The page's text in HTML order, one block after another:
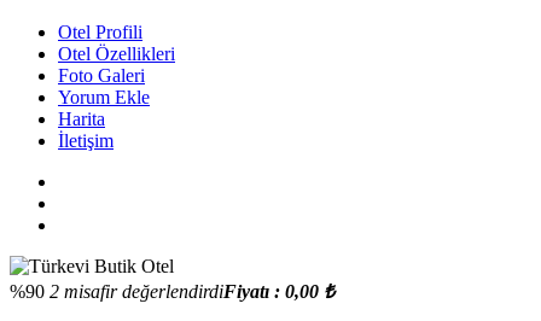
Otel Profili
Otel Özellikleri
Foto Galeri
Yorum Ekle
Harita
İletişim
%90 2 misafir değerlendirdiFiyatı : 0,00 ₺